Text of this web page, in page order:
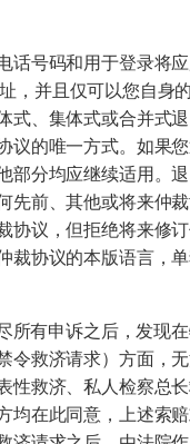
话号码和用于登录将
，并且仅可以您自身
式、集体式或合并式
议的唯一方式。如果
部分均应继续适用。
先前、其他或将来仲
协议，但拒绝将来修
裁协议的本版语言，
所有申诉之后，发现
令救济请求）方面，
性救济、私人检察总
均在此同意，上述索